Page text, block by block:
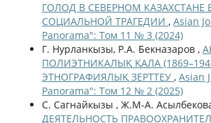
ГОЛОД В СЕВЕРНОМ КАЗАХСТАНЕ
СОЦИАЛЬНОЙ ТРАГЕДИИ , Asian
Panorama": Том 11 № 3 (2024)
Г. Нурланкызы, Р.А. Бекназаров ,
ПОЛИЭТНИКАЛЫҚ ҚАЛА
ЭТНОГРАФИЯЛЫҚ ЗЕРТТЕУ , Asian
Panorama": Том 12 № 2 (2025)
С. Сагнайкызы , Ж.М-А.
ДЕЯТЕЛЬНОСТЬ